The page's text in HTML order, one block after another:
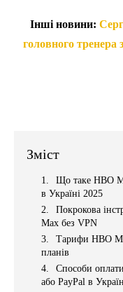
Інші новини:
головного тренера
Зміст
Що таке HBO
в Україні 2025
Покрокова
Max без VPN
Тарифи HBO
планів
Способи
або PayPal в